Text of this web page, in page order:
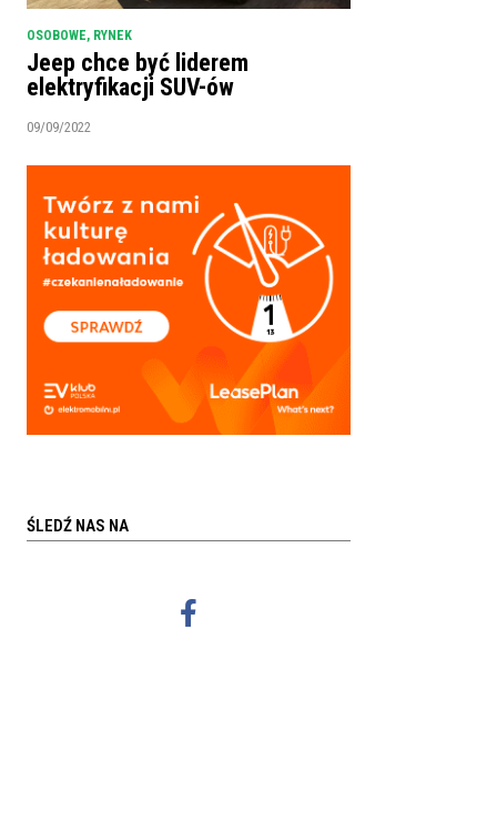
OSOBOWE, RYNEK
Jeep chce być liderem
elektryfikacji SUV-ów
09/09/2022
ŚLEDŹ NAS NA